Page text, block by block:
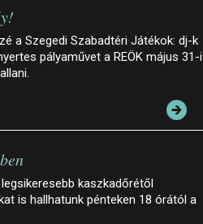
a Szegedi Szabadtéri Játékok: dj-k
pályaművet a REÖK május 31-i
kaszkadőrétől
is hallhatunk pénteken 18 órától a